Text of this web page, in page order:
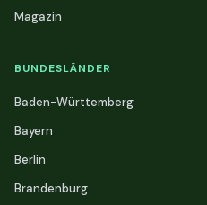
Magazin
BUNDESLÄNDER
Baden-Württemberg
Bayern
Berlin
Brandenburg